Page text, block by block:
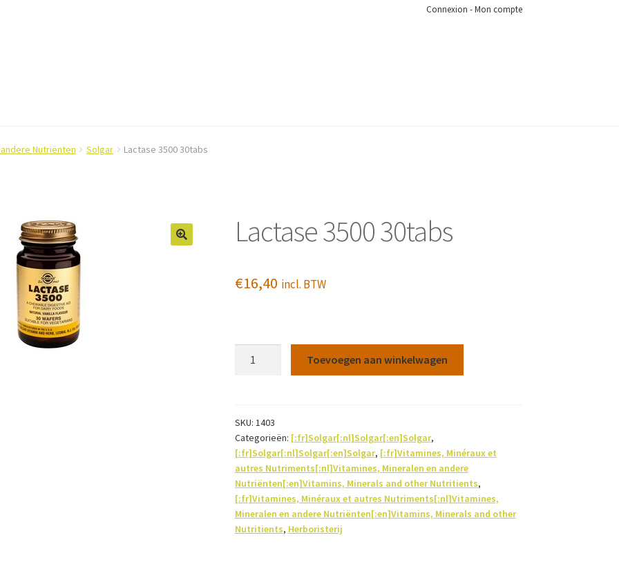
Connexion - Mon compte
Nutriënten Solgar Lactase 3500 30tabs
Lactase 3500 30tabs
€16,40 incl. BTW
Toevoegen aan winkelwagen
SKU: 1403
Categorieën: [:fr]Solgar[:nl]Solgar[:en]Solgar,
[:fr]Solgar[:nl]Solgar[:en]Solgar, [:fr]Vitamines, Minéraux et
autres Nutriments[:nl]Vitamines, Mineralen en andere
Nutriënten[:en]Vitamins, Minerals and other Nutritients,
[:fr]Vitamines, Minéraux et autres Nutriments[:nl]Vitamines,
Mineralen en andere Nutriënten[:en]Vitamins, Minerals and other
Nutritients, Herboristerij